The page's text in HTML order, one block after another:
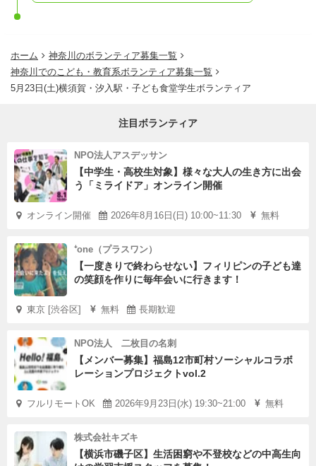
ホーム
神奈川のボランティア募集一覧
神奈川でのこども・教育系ボランティア募集一覧
5月23日(土)横須賀・汐入駅・子ども食堂学生ボランティア
注目ボランティア
NPO法人アスデッサン
【中学生・高校生対象】様々な大人の生き方に出会
う「ミライドア」オンライン開催
オンライン開催 2026年8月16日(日) 10:00~11:30 無料
⁺one（プラスワン）
【一度きりで終わらせない】フィリピンの子ども達
の笑顔を作りに毎年会いに行きます！
東京 [渋谷区] 無料 長期歓迎
NPO法人 二枚目の名刺
【メンバー募集】福島12市町村ソーシャルコラボ
レーションプロジェクトvol.2
フルリモートOK 2026年9月23日(水) 19:30~21:00 無料
株式会社キズキ
【横浜市磯子区】生活困窮や不登校などの中高生向